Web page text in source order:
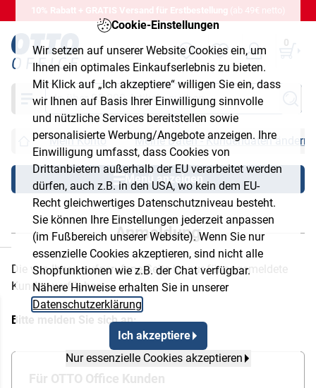
Cookie-Einstellungen
Wir setzen auf unserer Website Cookies ein, um
Ihnen ein optimales Einkaufserlebnis zu bieten.
Mit Klick auf „Ich akzeptiere“ willigen Sie ein, dass
wir Ihnen auf Basis Ihrer Einwilligung sinnvolle
und nützliche Services bereitstellen sowie
personalisierte Werbung/Angebote anzeigen. Ihre
Einwilligung umfasst, dass Cookies von
Drittanbietern außerhalb der EU verarbeitet werden
dürfen, auch z.B. in den USA, wo kein dem EU-
Recht gleichwertiges Datenschutzniveau besteht.
Sie können Ihre Einstellungen jederzeit anpassen
(im Fußbereich unserer Website). Wenn Sie nur
essenzielle Cookies akzeptieren, sind nicht alle
Shopfunktionen wie z.B. der Chat verfügbar.
Nähere Hinweise erhalten Sie in unserer
Datenschutzerklärung
Ich akzeptiere
Nur essenzielle Cookies akzeptieren
10% Rabatt + GRATIS Versand für Erstbestellung (ab 49€ netto)
0
Suche
Mein Konto Meine Daten - Kundendaten ändern
Menü anzeigen
Anmeldung
Die von Ihnen aufgerufene Seite ist nur für angemeldete
Kunden verfügbar.
Bitte melden Sie sich an:
Für OTTO Office Kunden